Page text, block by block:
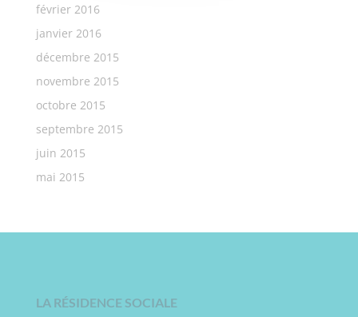
février 2016
janvier 2016
décembre 2015
novembre 2015
octobre 2015
septembre 2015
juin 2015
mai 2015
LA RÉSIDENCE SOCIALE